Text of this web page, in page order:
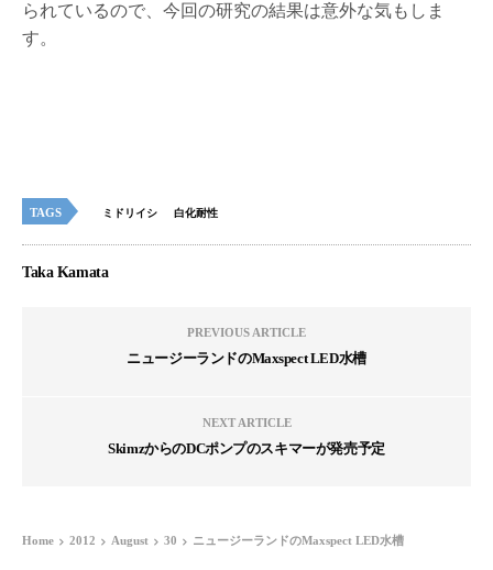
られているので、今回の研究の結果は意外な気もしま
す。
TAGS ミドリイシ 白化耐性
Taka Kamata
PREVIOUS ARTICLE
ニュージーランドのMaxspect LED水槽
NEXT ARTICLE
SkimzからのDCポンプのスキマーが発売予定
Home 2012 August 30 ニュージーランドのMaxspect LED水槽